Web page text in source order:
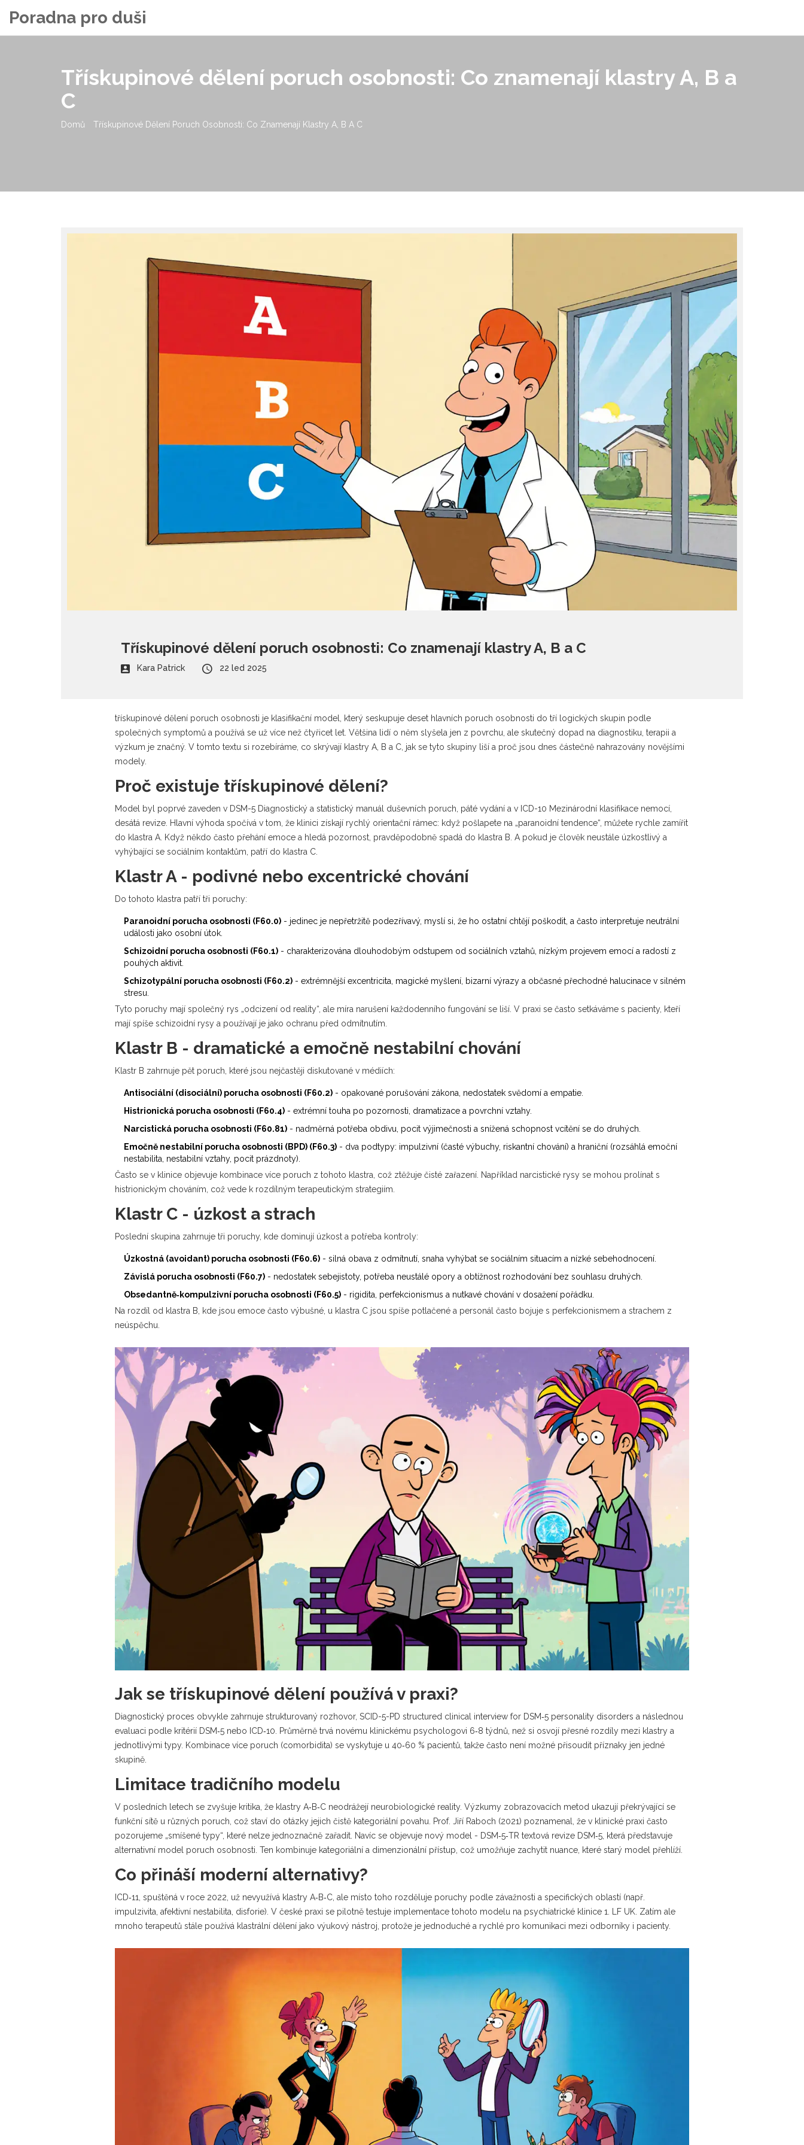
Poradna pro duši
Třískupinové dělení poruch osobnosti: Co znamenají klastry A, B a
C
Domů Třískupinové Dělení Poruch Osobnosti: Co Znamenají Klastry A, B A C
Třískupinové dělení poruch osobnosti: Co znamenají klastry A, B a C
Kara Patrick 22 led 2025
třískupinové dělení poruch osobnosti je klasifikační model, který seskupuje deset hlavních poruch osobnosti do tří logických skupin podle
společných symptomů a používá se už více než čtyřicet let. Většina lidí o něm slyšela jen z povrchu, ale skutečný dopad na diagnostiku, terapii a
výzkum je značný. V tomto textu si rozebíráme, co skrývají klastry A, B a C, jak se tyto skupiny liší a proč jsou dnes částečně nahrazovány novějšími
modely.
Proč existuje třískupinové dělení?
Model byl poprvé zaveden v DSM-5 Diagnostický a statistický manuál duševních poruch, páté vydání a v ICD-10 Mezinárodní klasifikace nemocí,
desátá revize . Hlavní výhoda spočívá v tom, že klinici získají rychlý orientační rámec: když pošlapete na „paranoidní tendence“, můžete rychle zamířit
do klastra A. Když někdo často přehání emoce a hledá pozornost, pravděpodobně spadá do klastra B. A pokud je člověk neustále úzkostlivý a
vyhýbající se sociálním kontaktům, patří do klastra C.
Klastr A - podivné nebo excentrické chování
Do tohoto klastra patří tři poruchy:
Paranoidní porucha osobnosti (F60.0) - jedinec je nepřetržitě podezřívavý, myslí si, že ho ostatní chtějí poškodit, a často interpretuje neutrální
události jako osobní útok.
Schizoidní porucha osobnosti (F60.1) - charakterizována dlouhodobým odstupem od sociálních vztahů, nízkým projevem emocí a radostí z
pouhých aktivit.
Schizotypální porucha osobnosti (F60.2) - extrémnější excentricita, magické myšlení, bizarní výrazy a občasné přechodné halucinace v silném
stresu.
Tyto poruchy mají společný rys „odcizení od reality“, ale míra narušení každodenního fungování se liší. V praxi se často setkáváme s pacienty, kteří
mají spíše schizoidní rysy a používají je jako ochranu před odmítnutím.
Klastr B - dramatické a emočně nestabilní chování
Klastr B zahrnuje pět poruch, které jsou nejčastěji diskutované v médiích:
Antisociální (disociální) porucha osobnosti (F60.2) - opakované porušování zákona, nedostatek svědomí a empatie.
Histrionická porucha osobnosti (F60.4) - extrémní touha po pozornosti, dramatizace a povrchní vztahy.
Narcistická porucha osobnosti (F60.81) - nadměrná potřeba obdivu, pocit výjimečnosti a snížená schopnost vcítění se do druhých.
Emočně nestabilní porucha osobnosti (BPD) (F60.3) - dva podtypy: impulzivní (časté výbuchy, riskantní chování) a hraniční (rozsáhlá emoční
nestabilita, nestabilní vztahy, pocit prázdnoty).
Často se v klinice objevuje kombinace více poruch z tohoto klastra, což ztěžuje čisté zařazení. Například narcistické rysy se mohou prolínat s
histrionickým chováním, což vede k rozdílným terapeutickým strategiím.
Klastr C - úzkost a strach
Poslední skupina zahrnuje tři poruchy, kde dominují úzkost a potřeba kontroly:
Úzkostná (avoidant) porucha osobnosti (F60.6) - silná obava z odmítnutí, snaha vyhýbat se sociálním situacím a nízké sebehodnocení.
Závislá porucha osobnosti (F60.7) - nedostatek sebejistoty, potřeba neustálé opory a obtížnost rozhodování bez souhlasu druhých.
Obsedantně‑kompulzivní porucha osobnosti (F60.5) - rigidita, perfekcionismus a nutkavé chování v dosažení pořádku.
Na rozdíl od klastra B, kde jsou emoce často výbušné, u klastra C jsou spíše potlačené a personál často bojuje s perfekcionismem a strachem z
neúspěchu.
Jak se třískupinové dělení používá v praxi?
Diagnostický proces obvykle zahrnuje strukturovaný rozhovor, SCID-5-PD structured clinical interview for DSM‑5 personality disorders a následnou
evaluaci podle kritérií DSM‑5 nebo ICD‑10. Průměrně trvá novému klinickému psychologovi 6‑8 týdnů, než si osvojí přesné rozdíly mezi klastry a
jednotlivými typy. Kombinace více poruch (comorbidita) se vyskytuje u 40‑60 % pacientů, takže často není možné přisoudit příznaky jen jedné
skupině.
Limitace tradičního modelu
V posledních letech se zvyšuje kritika, že klastry A‑B‑C neodrážejí neurobiologické reality. Výzkumy zobrazovacích metod ukazují překrývající se
funkční sítě u různých poruch, což staví do otázky jejich čistě kategoriální povahu. Prof. Jiří Raboch (2021) poznamenal, že v klinické praxi často
pozorujeme „smíšené typy“, které nelze jednoznačně zařadit. Navíc se objevuje nový model - DSM‑5‑TR textová revize DSM‑5, která představuje
alternativní model poruch osobnosti . Ten kombinuje kategoriální a dimenzionální přístup, což umožňuje zachytit nuance, které starý model přehlíží.
Co přináší moderní alternativy?
ICD‑11, spuštěná v roce 2022, už nevyužívá klastry A‑B‑C, ale místo toho rozděluje poruchy podle závažnosti a specifických oblastí (např.
impulzivita, afektivní nestabilita, disforie). V české praxi se pilotně testuje implementace tohoto modelu na psychiatrické klinice 1. LF UK. Zatím ale
mnoho terapeutů stále používá klastrální dělení jako výukový nástroj, protože je jednoduché a rychlé pro komunikaci mezi odborníky i pacienty.